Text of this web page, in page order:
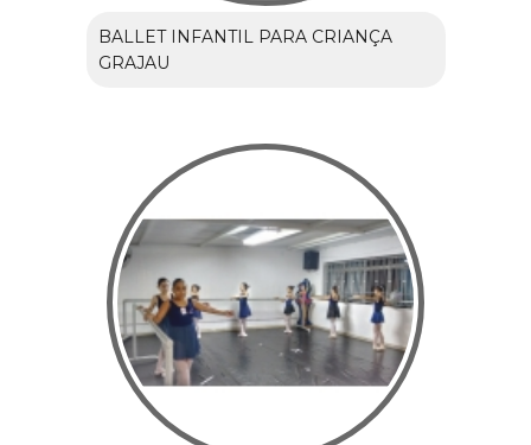
BALLET INFANTIL PARA CRIANÇA
GRAJAU